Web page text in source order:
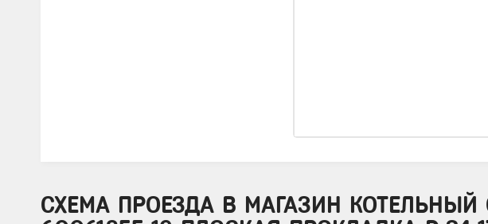
СХЕМА ПРОЕЗДА В МАГАЗИН